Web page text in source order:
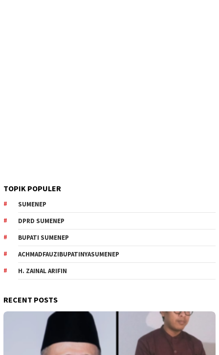
TOPIK POPULER
SUMENEP
DPRD SUMENEP
BUPATI SUMENEP
ACHMADFAUZIBUPATINYASUMENEP
H. ZAINAL ARIFIN
RECENT POSTS